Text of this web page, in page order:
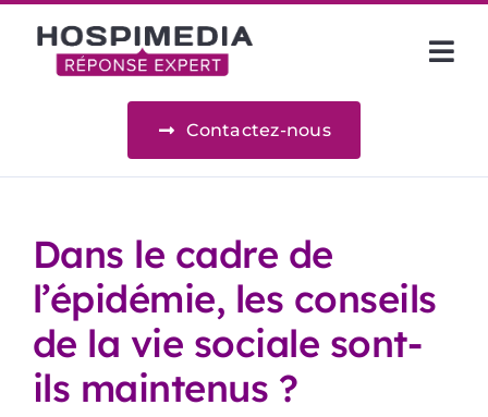
contenu
Nos juristes
Ressources
Références
Contactez-nous
Dans le cadre de
l’épidémie, les conseils
de la vie sociale sont-
ils maintenus ?